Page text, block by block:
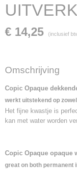
€ 14,25 (inclusief
Omschrijving
Copic Opaque
werkt uitstekend op
Het fijne kwastje is
kan met water worden
Copic Opaque opaque
great on both permanent